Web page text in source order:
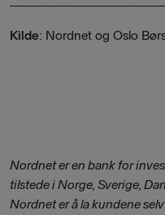
Kilde: Nordnet og Oslo
Nordnet er en bank for
tilstede i Norge, Sverige,
Nordnet er å la kundene